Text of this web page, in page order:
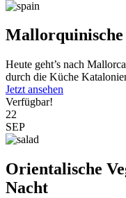
Mallorquinische
Heute geht’s nach
durch die Küche
Jetzt ansehen
Verfügbar!
22
SEP
Orientalische
Nacht